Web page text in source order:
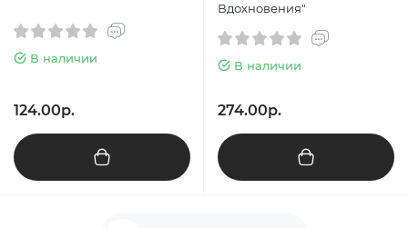
В наличии
124.00р.
Вдохновения"
В наличии
274.00р.